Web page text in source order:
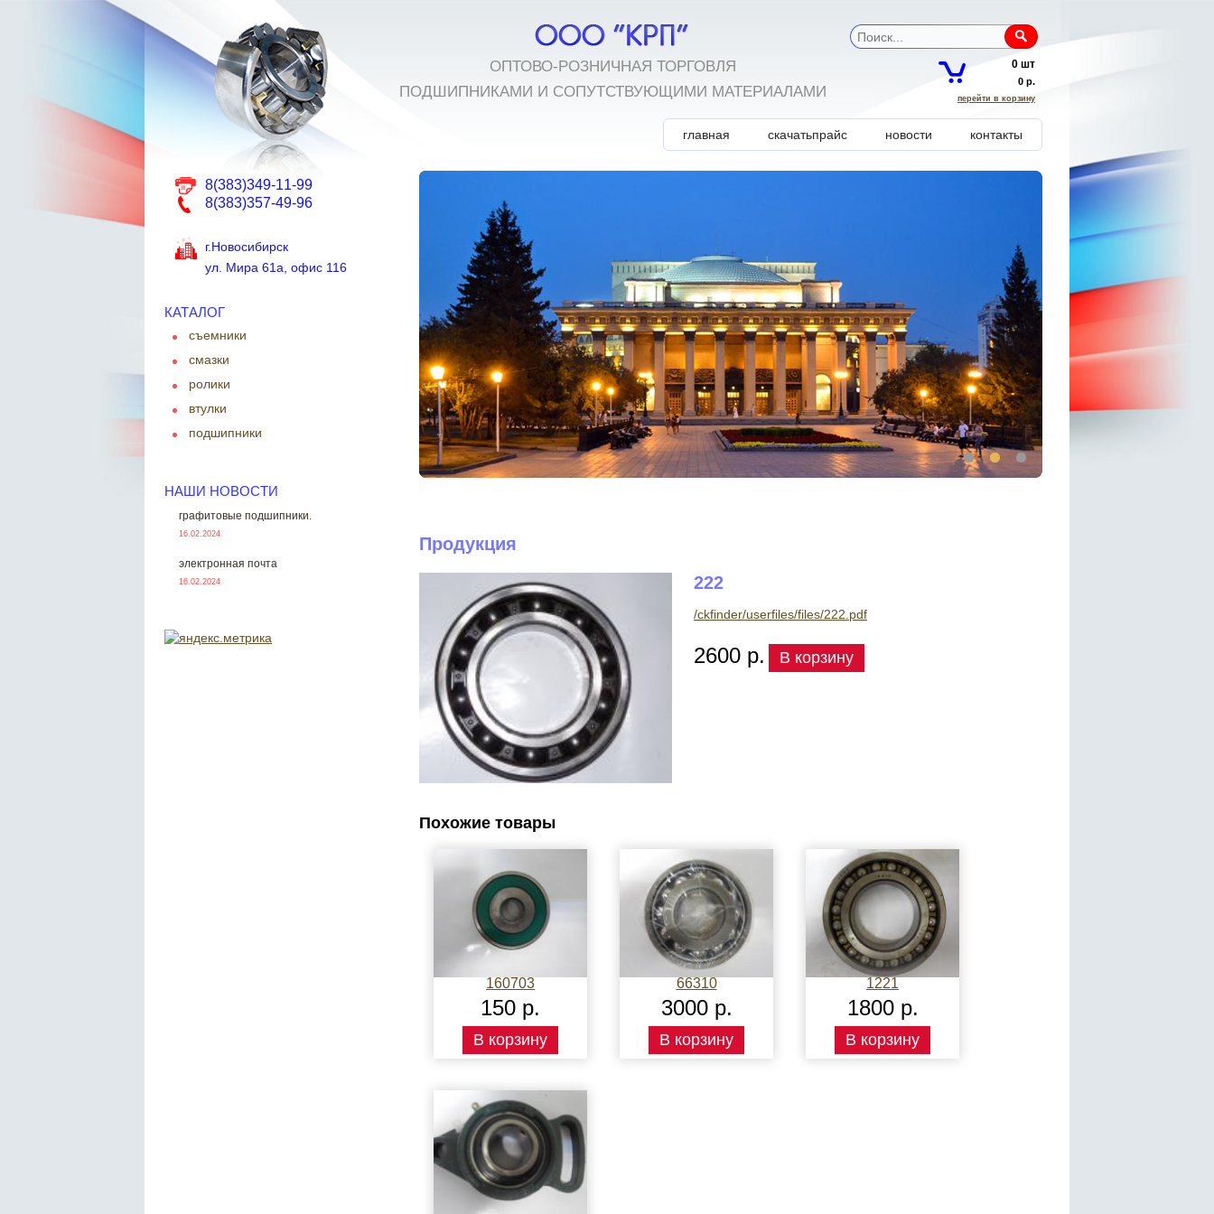
8(383)349-11-99
8(383)357-49-96
г.Новосибирск
ул. Мира 61а, офис 116
КАТАЛОГ
съемники
смазки
ролики
втулки
подшипники
НАШИ НОВОСТИ
графитовые подшипники.
16.02.2024
электронная почта
16.02.2024
ОПТОВО-РОЗНИЧНАЯ ТОРГОВЛЯ
ПОДШИПНИКАМИ И СОПУТСТВУЮЩИМИ МАТЕРИАЛАМИ
0 шт
0 р.
перейти в корзину
главная скачать прайс новости контакты
Продукция
222
/ckfinder/userfiles/files/222.pdf
2600 р. В корзину
Похожие товары
160703
150 р.
В корзину
66310
3000 р.
В корзину
1221
1800 р.
В корзину